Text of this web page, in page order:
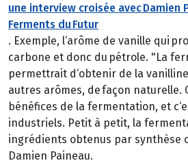
une interview croisée avec Damien
Ferments du Futur
. Exemple, l‘arôme de vanille qui
carbone et donc du pétrole. "La
permettrait d‘obtenir de la
autres arômes, de façon naturelle.
bénéfices de la fermentation, et
industriels. Petit à petit, la
ingrédients obtenus par synthèse
Damien Paineau.